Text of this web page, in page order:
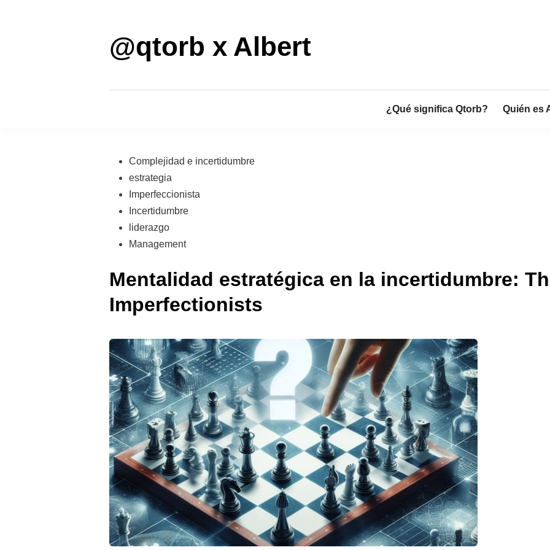
@qtorb x Albert
¿Qué significa Qtorb? Quién es
Publicado
en
Complejidad e incertidumbre
estrategia
Imperfeccionista
Incertidumbre
liderazgo
Management
Mentalidad estratégica en la incertidumbre:
Imperfectionists